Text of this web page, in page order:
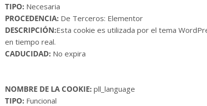
TIPO: Necesaria
PROCEDENCIA: De Terceros: Elementor
DESCRIPCIÓN:Esta cookie es utilizada por el tema
en tiempo real.
CADUCIDAD: No expira
NOMBRE DE LA COOKIE: pll_language
TIPO: Funcional